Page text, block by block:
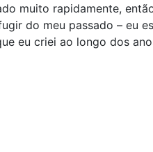
muito rapidamente,
do meu passado – eu
eu criei ao longo dos